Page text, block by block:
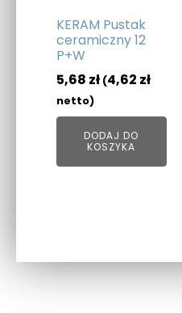
KERAM Pustak
ceramiczny 12
P+W
5,68 zł (4,62 zł
netto)
DODAJ DO
KOSZYKA